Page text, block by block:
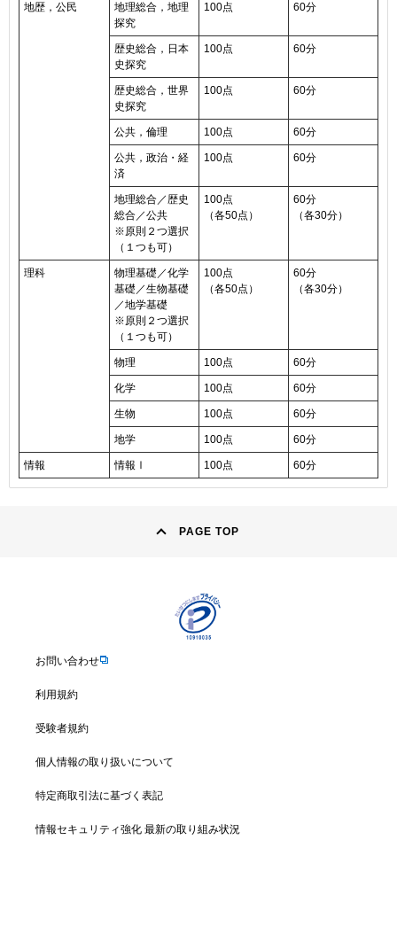
地歴，公民
地理総合，地理
探究
100点 60分
歴史総合，日本
史探究
100点 60分
歴史総合，世界
史探究
100点 60分
公共，倫理 100点 60分
公共，政治・経
済
100点 60分
地理総合／歴史
総合／公共
※原則２つ選択
（１つも可）
100点
（各50点）
60分
（各30分）
理科
物理基礎／化学
基礎／生物基礎
／地学基礎
※原則２つ選択
（１つも可）
100点
（各50点）
60分
（各30分）
物理 100点 60分
化学 100点 60分
生物 100点 60分
地学 100点 60分
情報 情報Ⅰ 100点 60分
PAGE TOP
お問い合わせ
利用規約
受験者規約
個人情報の取り扱いについて
特定商取引法に基づく表記
情報セキュリティ強化 最新の取り組み状況